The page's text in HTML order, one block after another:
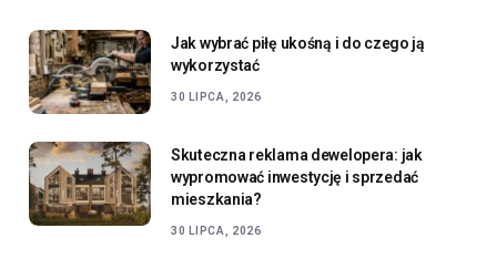
Jak wybrać piłę ukośną i do czego ją
wykorzystać
30 LIPCA, 2026
Skuteczna reklama dewelopera: jak
wypromować inwestycję i sprzedać
mieszkania?
30 LIPCA, 2026